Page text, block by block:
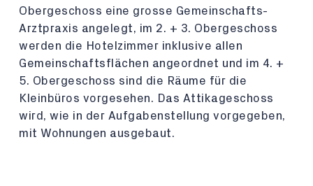
Obergeschoss eine grosse Gemeinschafts-
Arztpraxis angelegt, im 2. + 3. Obergeschoss
werden die Hotelzimmer inklusive allen
Gemeinschaftsflächen angeordnet und im 4. +
5. Obergeschoss sind die Räume für die
Kleinbüros vorgesehen. Das Attikageschoss
wird, wie in der Aufgabenstellung vorgegeben,
mit Wohnungen ausgebaut.